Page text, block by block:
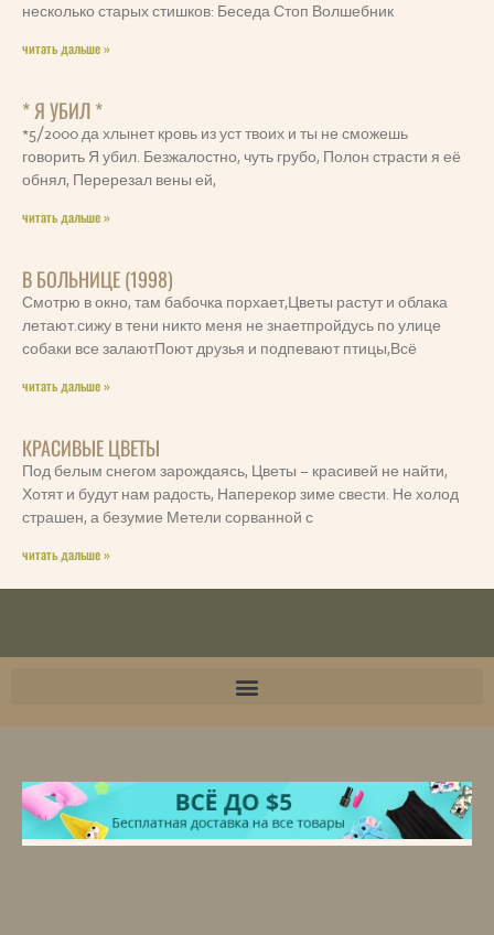
несколько старых стишков: Беседа Стоп Волшебник
читать дальше »
* Я УБИЛ *
*5/2000 да хлынет кровь из уст твоих и ты не сможешь
говорить Я убил. Безжалостно, чуть грубо, Полон страсти я её
обнял, Перерезал вены ей,
читать дальше »
В БОЛЬНИЦЕ (1998)
Смотрю в окно, там бабочка порхает,Цветы растут и облака
летают.сижу в тени никто меня не знаетпройдусь по улице
собаки все залаютПоют друзья и подпевают птицы,Всё
читать дальше »
КРАСИВЫЕ ЦВЕТЫ
Под белым снегом зарождаясь, Цветы – красивей не найти,
Хотят и будут нам радость, Наперекор зиме свести. Не холод
страшен, а безумие Метели сорванной с
читать дальше »